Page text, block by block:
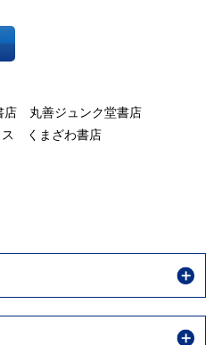
店
丸善ジュンク堂書店
くまざわ書店